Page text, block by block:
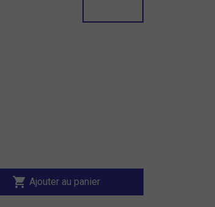
shopping_cart Ajouter au panier